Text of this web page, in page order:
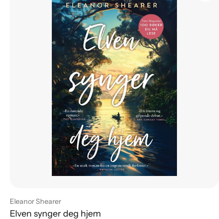
Leverandør:
Eleanor Shearer
Elven synger deg hjem